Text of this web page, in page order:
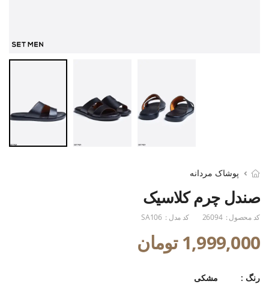
پوشاک مردانه
صندل چرم کلاسیک
کد محصول : 26094 کد مدل : SA106
1,999,000 تومان
رنگ : مشکی